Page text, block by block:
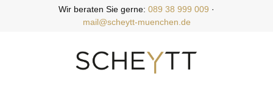
Wir beraten Sie gerne: 089 38 999 009 ·
mail@scheytt-muenchen.de